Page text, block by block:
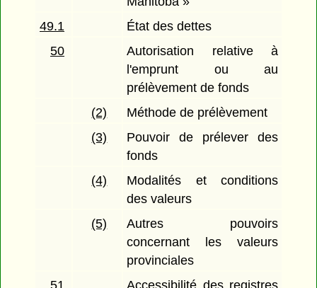
49.1
État des dettes
50
Autorisation relative à
l'emprunt ou au
prélèvement de fonds
(2)
Méthode de prélèvement
(3)
Pouvoir de prélever des
fonds
(4)
Modalités et conditions
des valeurs
(5)
Autres pouvoirs
concernant les valeurs
provinciales